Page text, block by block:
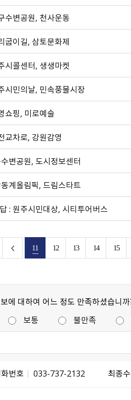
수변공원, 천사운동
굽이길, 삼토문화제
시콜센터, 생생마켓
시민의날, 민속풍물시장
쇼핑, 미로예술
교차로, 강원감영
변공원, 도시정보센터
계올림픽, 드림스타트
: 원주시민대상, 시티투어버스
11 12 13 14 15
에 대하여 어느 정도 만족하셨습니까
보통 불만족
번호 033-737-2132 최종